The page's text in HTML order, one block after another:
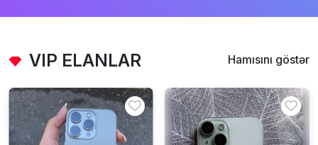
VIP ELANLAR Hamısını göstər